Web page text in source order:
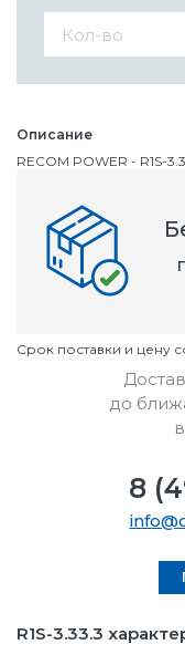
Описание
RECOM POWER - R1S-
Номенклатурный
OC1793127
Cрок поставки и цену
R1S-3.33.3
до
8